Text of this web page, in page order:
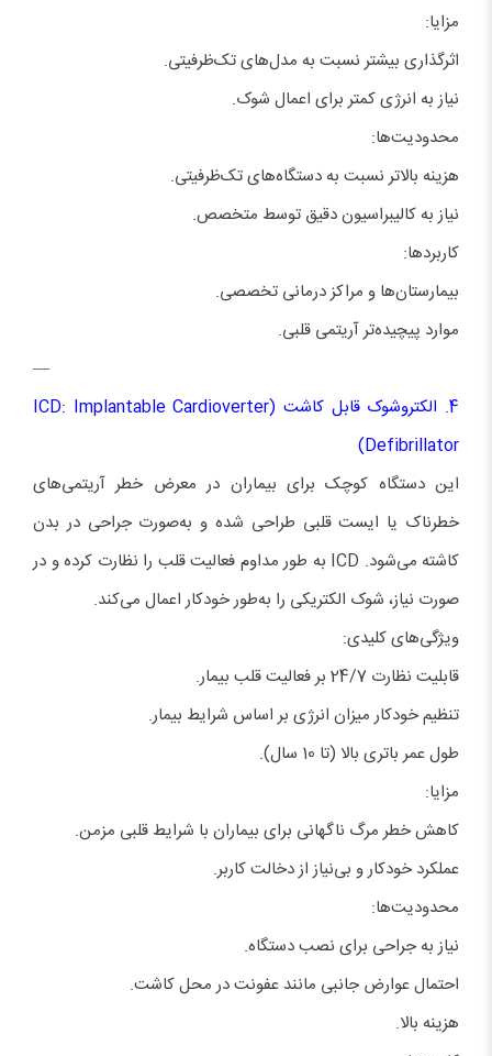
مزایا:
اثرگذاری بیشتر نسبت به مدل‌های تک‌ظرفیتی.
نیاز به انرژی کمتر برای اعمال شوک.
محدودیت‌ها:
هزینه بالاتر نسبت به دستگاه‌های تک‌ظرفیتی.
نیاز به کالیبراسیون دقیق توسط متخصص.
کاربردها:
بیمارستان‌ها و مراکز درمانی تخصصی.
موارد پیچیده‌تر آریتمی قلبی.
—
4. الکتروشوک قابل کاشت (ICD: Implantable Cardioverter
Defibrillator)
این دستگاه کوچک برای بیماران در معرض خطر آریتمی‌های
خطرناک یا ایست قلبی طراحی شده و به‌صورت جراحی در بدن
کاشته می‌شود. ICD به طور مداوم فعالیت قلب را نظارت کرده و در
صورت نیاز، شوک الکتریکی را به‌طور خودکار اعمال می‌کند.
ویژگی‌های کلیدی:
قابلیت نظارت 24/7 بر فعالیت قلب بیمار.
تنظیم خودکار میزان انرژی بر اساس شرایط بیمار.
طول عمر باتری بالا (تا 10 سال).
مزایا:
کاهش خطر مرگ ناگهانی برای بیماران با شرایط قلبی مزمن.
عملکرد خودکار و بی‌نیاز از دخالت کاربر.
محدودیت‌ها:
نیاز به جراحی برای نصب دستگاه.
احتمال عوارض جانبی مانند عفونت در محل کاشت.
هزینه بالا.